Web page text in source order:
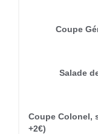
Coupe
Salade
Coupe Colonel,
+2€)